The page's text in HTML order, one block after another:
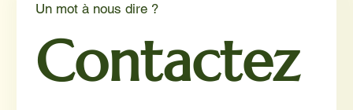
Un mot à nous dire ?
Contactez